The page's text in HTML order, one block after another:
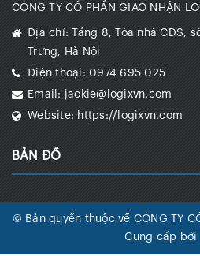
CÔNG TY CỔ PHẦN GIAO NHẬN
Địa chỉ:
Tầng 8, Tòa nhà CDS,
Trưng, Hà Nội
Điện thoại: 0974 695 025
Email: jackie@logixvn.com
Website: https://logixvn.com
BẢN ĐỒ
© Bản quyền thuộc về CÔNG TY
Cung cấp bởi